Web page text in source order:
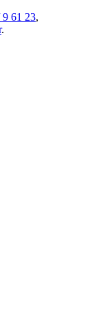
9 61 23,
.